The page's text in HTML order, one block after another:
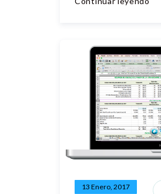
13 Enero, 2017